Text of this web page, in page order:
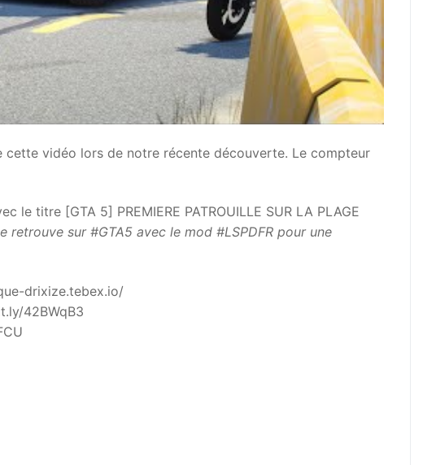
vidéo lors de notre récente découverte. Le compteur
le titre [GTA 5] PREMIERE PATROUILLE SUR LA PLAGE
retrouve sur #GTA5 avec le mod #LSPDFR pour une
drixize.tebex.io/
42BWqB3